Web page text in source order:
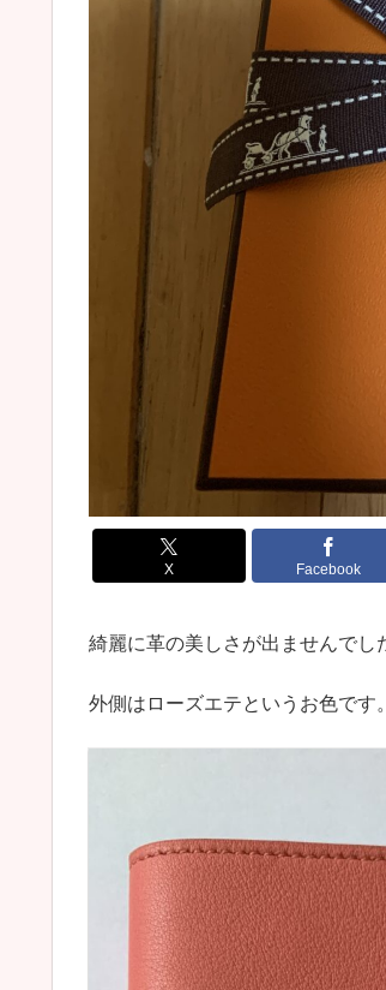
X Facebook
綺麗に革の美しさが出ませんでし
外側はローズエテというお色です。